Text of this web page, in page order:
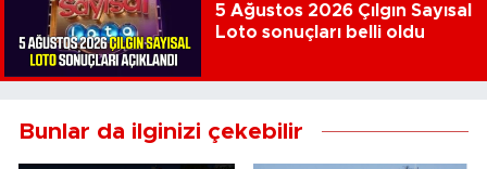
5 Ağustos 2026 Çılgın Sayısal
Loto sonuçları belli oldu
Bunlar da ilginizi çekebilir